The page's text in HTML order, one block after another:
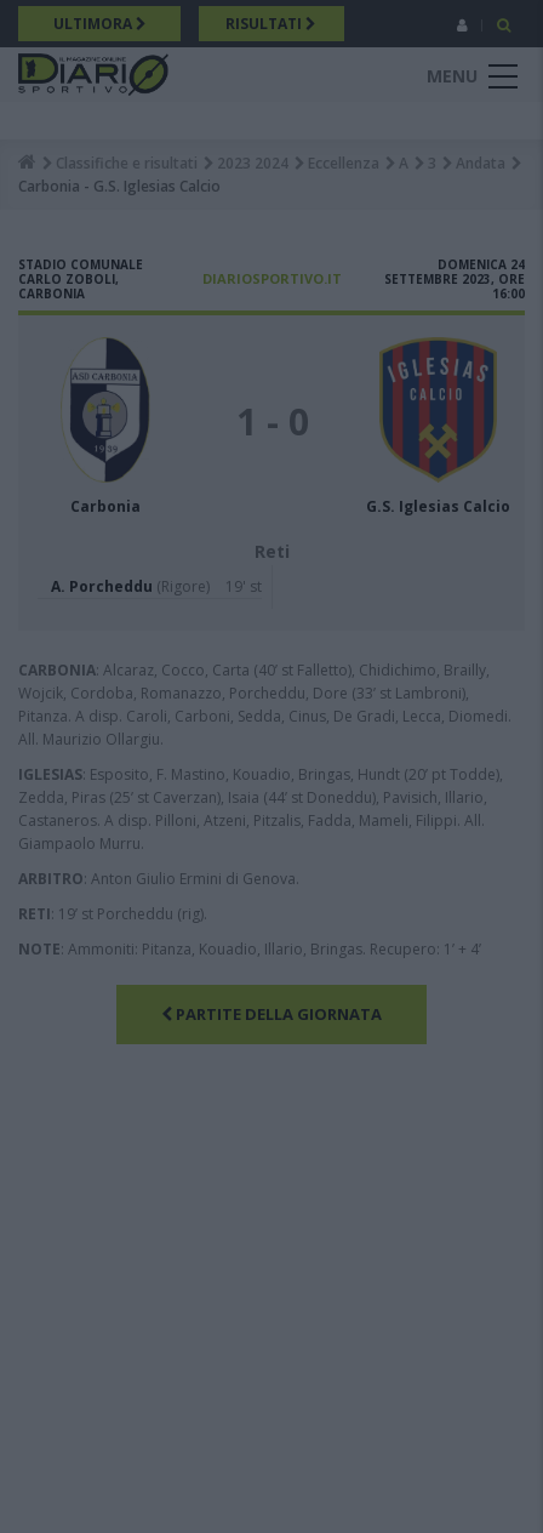
Salta
al
contenuto
principale
ULTIMORA RISULTATI
MENU
Breadcrumb
Classifiche e risultati 2023 2024 Eccellenza A 3
Andata
Carbonia - G.S. Iglesias Calcio
STADIO COMUNALE
CARLO ZOBOLI,
CARBONIA
DIARIOSPORTIVO.IT
DOMENICA 24
SETTEMBRE 2023, ORE
16:00
Carbonia
1 - 0
G.S. Iglesias Calcio
Reti
A. Porcheddu (Rigore) 19' st
CARBONIA: Alcaraz, Cocco, Carta (40’ st Falletto), Chidichimo, Brailly,
Wojcik, Cordoba, Romanazzo, Porcheddu, Dore (33’ st Lambroni),
Pitanza. A disp. Caroli, Carboni, Sedda, Cinus, De Gradi, Lecca, Diomedi.
All. Maurizio Ollargiu.
IGLESIAS: Esposito, F. Mastino, Kouadio, Bringas, Hundt (20’ pt Todde),
Zedda, Piras (25’ st Caverzan), Isaia (44’ st Doneddu), Pavisich, Illario,
Castaneros. A disp. Pilloni, Atzeni, Pitzalis, Fadda, Mameli, Filippi. All.
Giampaolo Murru.
ARBITRO: Anton Giulio Ermini di Genova.
RETI: 19’ st Porcheddu (rig).
NOTE: Ammoniti: Pitanza, Kouadio, Illario, Bringas. Recupero: 1’ + 4’
PARTITE DELLA GIORNATA